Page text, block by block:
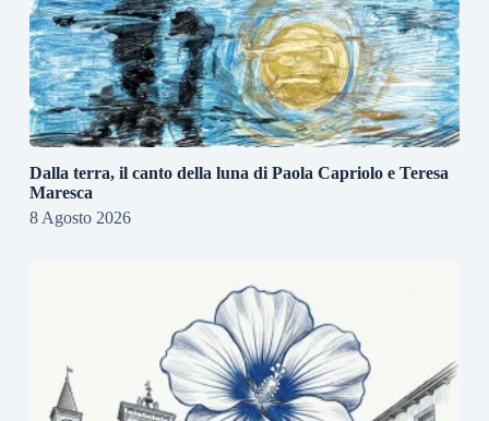
Dalla terra, il canto della luna di Paola Capriolo e Teresa
Maresca
8 Agosto 2026